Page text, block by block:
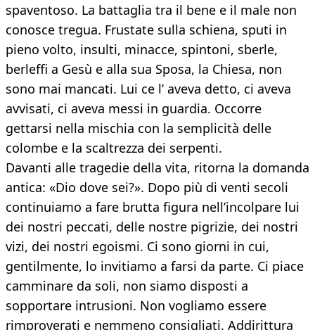
spaventoso. La battaglia tra il bene e il male non
conosce tregua. Frustate sulla schiena, sputi in
pieno volto, insulti, minacce, spintoni, sberle,
berleffi a Gesù e alla sua Sposa, la Chiesa, non
sono mai mancati. Lui ce l’ aveva detto, ci aveva
avvisati, ci aveva messi in guardia. Occorre
gettarsi nella mischia con la semplicità delle
colombe e la scaltrezza dei serpenti.
Davanti alle tragedie della vita, ritorna la domanda
antica: «Dio dove sei?». Dopo più di venti secoli
continuiamo a fare brutta figura nell’incolpare lui
dei nostri peccati, delle nostre pigrizie, dei nostri
vizi, dei nostri egoismi. Ci sono giorni in cui,
gentilmente, lo invitiamo a farsi da parte. Ci piace
camminare da soli, non siamo disposti a
sopportare intrusioni. Non vogliamo essere
rimproverati e nemmeno consigliati. Addirittura